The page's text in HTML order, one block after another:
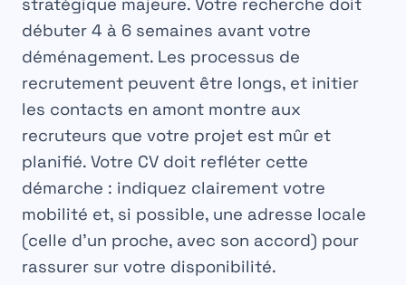
débuter 4 à 6 semaines avant votre
déménagement. Les processus de
recrutement peuvent être longs, et initier
les contacts en amont montre aux
recruteurs que votre projet est mûr et
planifié. Votre CV doit refléter cette
démarche : indiquez clairement votre
mobilité et, si possible, une adresse locale
(celle d’un proche, avec son accord) pour
rassurer sur votre disponibilité.